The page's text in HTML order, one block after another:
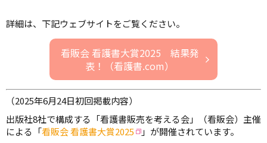
詳細は、下記ウェブサイトをご覧ください。
看販会 看護書大賞2025 結果発
表！（看護書.com）
（2025年6月24日初回掲載内容）
出版社8社で構成する「看護書販売を考える会」（看販会）主催
による「看販会 看護書大賞2025
」が開催されています。